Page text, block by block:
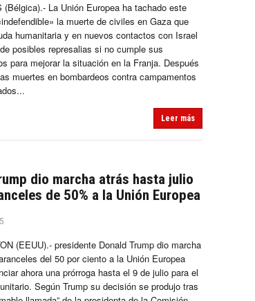
(Bélgica).- La Unión Europea ha tachado este
la muerte de civiles en Gaza que
humanitaria y en nuevos contactos con Israel
posibles represalias si no cumple sus
para mejorar la situación en la Franja. Después
muertes en bombardeos contra campamentos
Leer más
dio marcha atrás hasta julio
de 50% a la Unión Europea
(EEUU).- presidente Donald Trump dio marcha
del 50 por ciento a la Unión Europea
ahora una prórroga hasta el 9 de julio para el
Según Trump su decisión se produjo tras